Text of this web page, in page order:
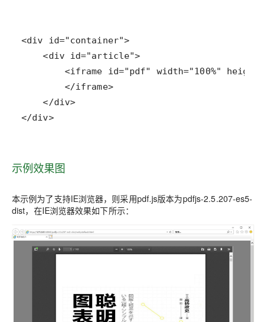
        </iframe>
</div>
示例效果图
本示例为了支持IE浏览器，则采用pdf.js版本为pdfjs-2.5.207-es5-
dist，在IE浏览器效果如下所示：